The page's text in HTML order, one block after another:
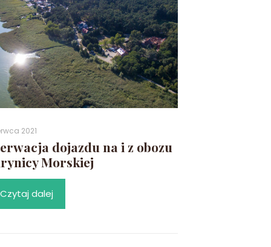
2021
dojazdu na i z obozu
Morskiej
Czytaj dalej